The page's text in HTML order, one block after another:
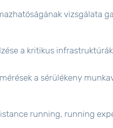
vizsgálata
a kritikus
a sérülékeny
running, running